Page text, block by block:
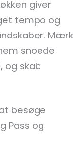
giver
tempo og
Mærk
snoede
og skab
besøge
Pass og